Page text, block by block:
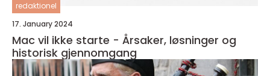
redaktionel
17. January 2024
Mac vil ikke starte - Årsaker, løsninger og
historisk gjennomgang